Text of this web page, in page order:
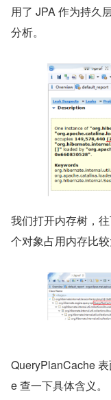
用了 JPA 作为持久
分析。
我们打开内存树，
个对象占用内存比较
QueryPlanCache
e 查一下具体含义。